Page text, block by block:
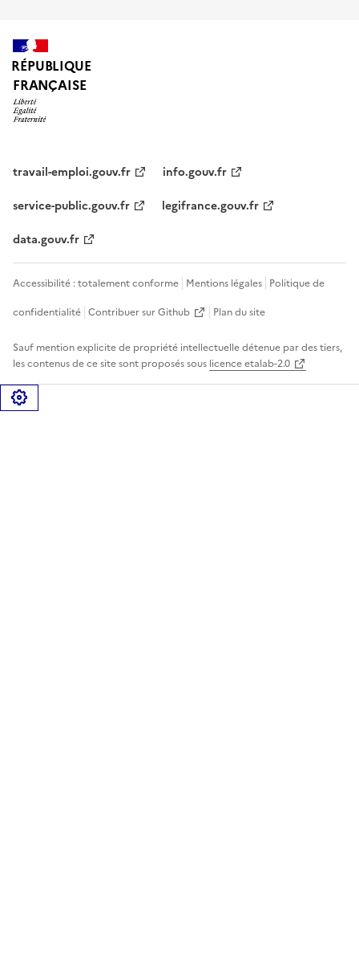
RÉPUBLIQUE
FRANÇAISE
travail-emploi.gouv.fr
info.gouv.fr
service-public.gouv.fr
legifrance.gouv.fr
data.gouv.fr
Accessibilité : totalement conforme Mentions légales Politique de
confidentialité Contribuer sur Github Plan du site
Sauf mention explicite de propriété intellectuelle détenue par des tiers,
les contenus de ce site sont proposés sous licence etalab-2.0
Gérer les cookies